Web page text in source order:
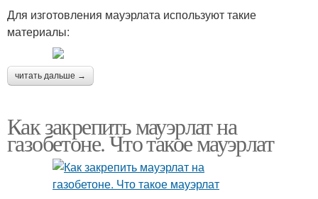
Для изготовления мауэрлата используют такие
материалы:
читать дальше →
Как закрепить мауэрлат на
газобетоне. Что такое мауэрлат